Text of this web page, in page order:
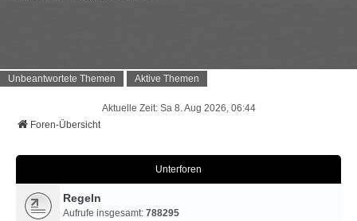
Unbeantwortete Themen Aktive Themen
Aktuelle Zeit: Sa 8. Aug 2026, 06:44
Foren-Übersicht
Unterforen
Regeln
Aufrufe insgesamt: 788295